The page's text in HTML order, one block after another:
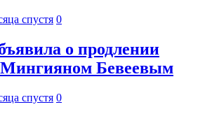
спустя 0
о продлении
Мингияном Бевеевым
спустя 0